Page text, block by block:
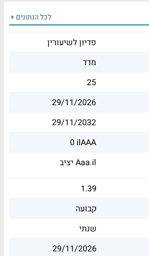
לכל הנתונים +
פדיון לשיעורין
מדד
25
29/11/2026
29/11/2032
0 ilAAA
יציב Aaa.il
1.39
קבועה
שנתי
29/11/2026